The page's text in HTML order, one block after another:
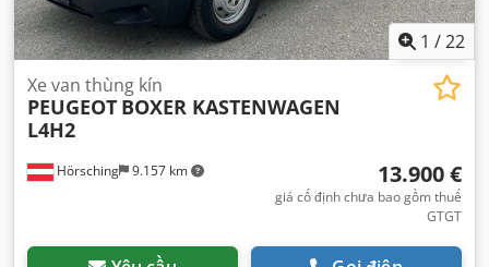
1 /22
Hörsching 9.157 km
Xe van thùng kín
PEUGEOT BOXER KASTENWAGEN
L4H2
13.900 €
giá cố định chưa bao gồm thuế
GTGT